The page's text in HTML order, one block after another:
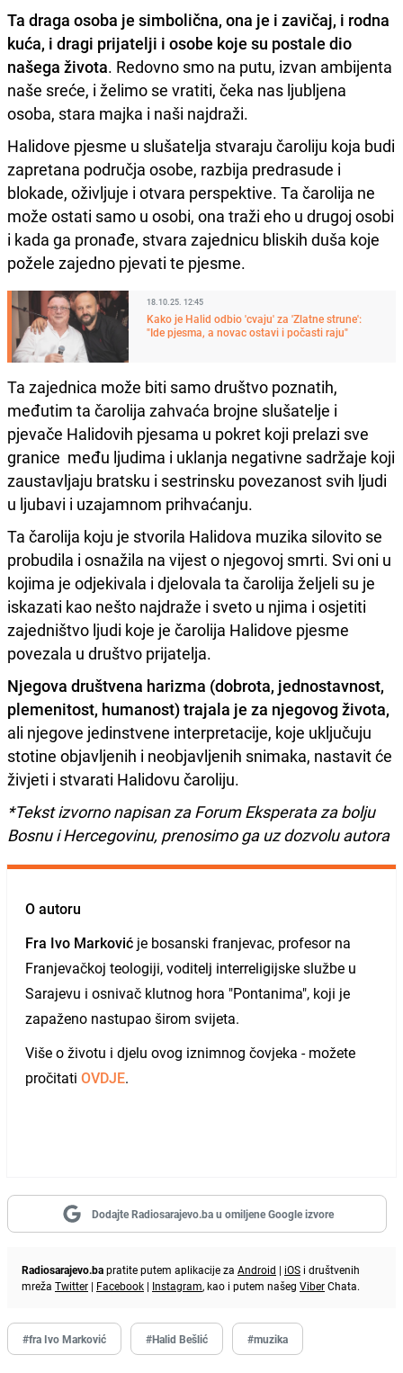
Ta draga osoba je simbolična, ona je i zavičaj, i rodna
kuća, i dragi prijatelji i osobe koje su postale dio
našega života. Redovno smo na putu, izvan ambijenta
naše sreće, i želimo se vratiti, čeka nas ljubljena
osoba, stara majka i naši najdraži.
Halidove pjesme u slušatelja stvaraju čaroliju koja budi
zapretana područja osobe, razbija predrasude i
blokade, oživljuje i otvara perspektive. Ta čarolija ne
može ostati samo u osobi, ona traži eho u drugoj osobi
i kada ga pronađe, stvara zajednicu bliskih duša koje
požele zajedno pjevati te pjesme.
18.10.25. 12:45
Kako je Halid odbio 'cvaju' za 'Zlatne strune':
"Ide pjesma, a novac ostavi i počasti raju"
Ta zajednica može biti samo društvo poznatih,
međutim ta čarolija zahvaća brojne slušatelje i
pjevače Halidovih pjesama u pokret koji prelazi sve
granice među ljudima i uklanja negativne sadržaje koji
zaustavljaju bratsku i sestrinsku povezanost svih ljudi
u ljubavi i uzajamnom prihvaćanju.
Ta čarolija koju je stvorila Halidova muzika silovito se
probudila i osnažila na vijest o njegovoj smrti. Svi oni u
kojima je odjekivala i djelovala ta čarolija željeli su je
iskazati kao nešto najdraže i sveto u njima i osjetiti
zajedništvo ljudi koje je čarolija Halidove pjesme
povezala u društvo prijatelja.
Njegova društvena harizma (dobrota, jednostavnost,
plemenitost, humanost) trajala je za njegovog života,
ali njegove jedinstvene interpretacije, koje uključuju
stotine objavljenih i neobjavljenih snimaka, nastavit će
živjeti i stvarati Halidovu čaroliju.
*Tekst izvorno napisan za Forum Eksperata za bolju
Bosnu i Hercegovinu, prenosimo ga uz dozvolu autora
O autoru
Fra Ivo Marković je bosanski franjevac, profesor na
Franjevačkoj teologiji, voditelj interreligijske službe u
Sarajevu i osnivač klutnog hora "Pontanima", koji je
zapaženo nastupao širom svijeta.
Više o životu i djelu ovog iznimnog čovjeka - možete
pročitati OVDJE.
Dodajte Radiosarajevo.ba u omiljene Google izvore
Radiosarajevo.bapratite putem aplikacije za Android | iOS i društvenih
mreža Twitter | Facebook | Instagram, kao i putem našeg ViberChata.
#fra Ivo Marković #Halid Bešlić #muzika